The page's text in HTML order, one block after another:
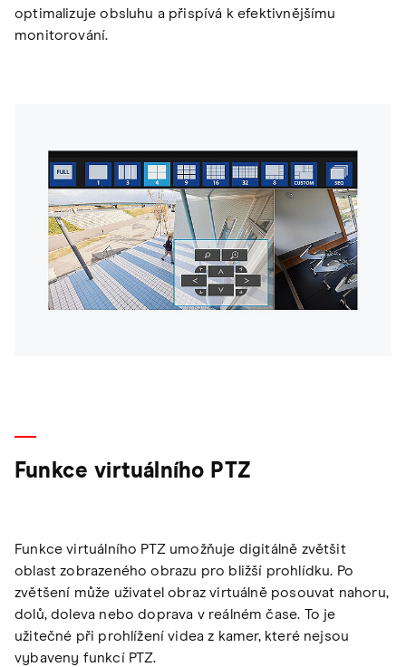
optimalizuje obsluhu a přispívá k efektivnějšímu
monitorování.
Funkce virtuálního PTZ
Funkce virtuálního PTZ umožňuje digitálně zvětšit
oblast zobrazeného obrazu pro bližší prohlídku. Po
zvětšení může uživatel obraz virtuálně posouvat nahoru,
dolů, doleva nebo doprava v reálném čase. To je
užitečné při prohlížení videa z kamer, které nejsou
vybaveny funkcí PTZ.